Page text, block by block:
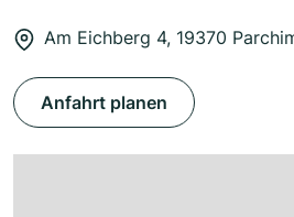
Am Eichberg 4, 19370
Anfahrt planen